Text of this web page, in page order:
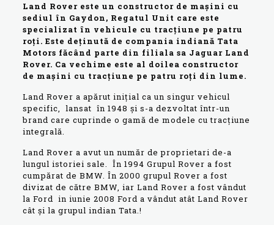
Land Rover este un constructor de mașini cu
sediul în Gaydon, Regatul Unit care este
specializat în vehicule cu tracțiune pe patru
roți. Este deținută de compania indiană Tata
Motors făcând parte din filiala sa Jaguar Land
Rover. Ca vechime este al doilea constructor
de mașini cu tracțiune pe patru roți din lume.
Land Rover a apărut inițial ca un singur vehicul
specific, lansat în 1948 și s-a dezvoltat într-un
brand care cuprinde o gamă de modele cu tracțiune
integrală.
Land Rover a avut un număr de proprietari de-a
lungul istoriei sale. În 1994 Grupul Rover a fost
cumpărat de BMW. În 2000 grupul Rover a fost
divizat de către BMW, iar Land Rover a fost vândut
la Ford in iunie 2008 Ford a vândut atât Land Rover
cât și la grupul indian Tata.!